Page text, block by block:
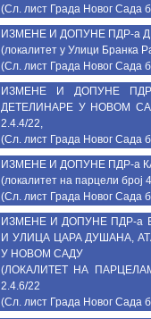
(Сл. лист Града Новог Сада
ИЗМЕНЕ И ДОПУНЕ ПДР-а
(локалитет у Улици Бранка
(Сл. лист Града Новог Сада
ИЗМЕНЕ И ДОПУНЕ
ДЕТЕЛИНАРЕ У НОВОМ
2.4.4/22,
(Сл. лист Града Новог Сада
ИЗМЕНЕ И ДОПУНЕ ПДР-а
(локалитет на пaрцели
(Сл. лист Града Новог Сада
ИЗМЕНE И ДОПУНE ПДР-а
И УЛИЦА ЦАРА ДУШАНА,
У НОВОМ САДУ
(ЛОКАЛИТЕТ НА
2.4.6/22
(Сл. лист Града Новог Сада